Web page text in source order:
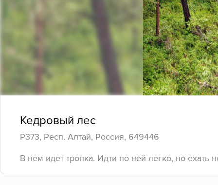
Кедровый лес
Р373, Респ. Алтай, Россия, 649446
В нем идет тропка. Идти по ней легко, но ехать